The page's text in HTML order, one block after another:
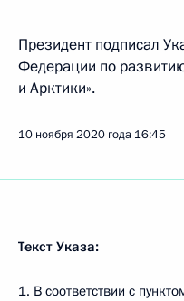
Президент подписал
Федерации по
и Арктики».
10 ноября 2020 года 16:45
Текст Указа:
1. В соответствии с